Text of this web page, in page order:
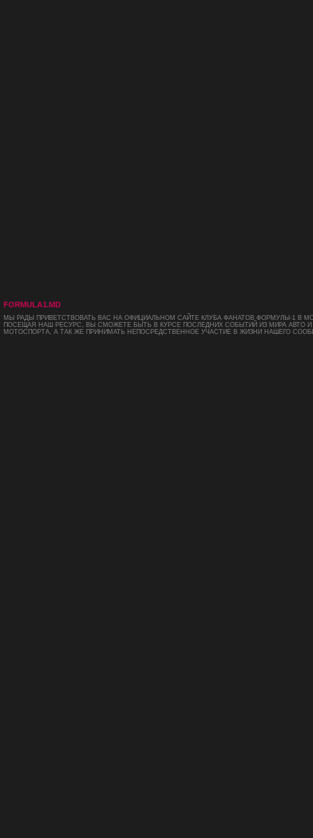
FORMULA1.MD
МЫ РАДЫ ПРИВЕТСТВОВАТЬ ВАС НА ОФИЦИАЛЬНОМ САЙТЕ КЛУБА ФАНАТОВ ФОРМУЛЫ-1 В
ПОСЕЩАЯ НАШ РЕСУРС, ВЫ СМОЖЕТЕ БЫТЬ В КУРСЕ ПОСЛЕДНИХ СОБЫТИЙ ИЗ МИРА АВТО И
МОТОСПОРТА, А ТАК ЖЕ ПРИНИМАТЬ НЕПОСРЕДСТВЕННОЕ УЧАСТИЕ В ЖИЗНИ НАШЕГО